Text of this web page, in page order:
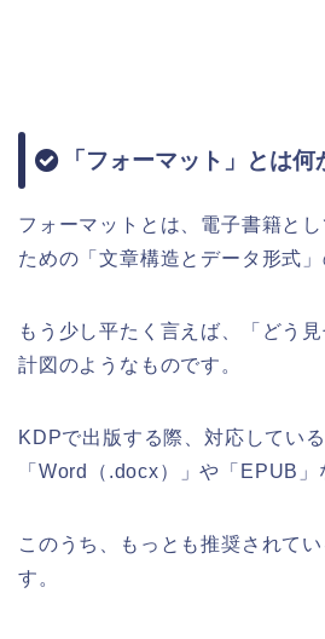
「フォーマット」とは
フォーマットとは、電子書籍と
ための「文章構造とデータ形式」
もう少し平たく言えば、「どう
計図のようなものです。
KDPで出版する際、対応してい
「Word（.docx）」や「EPUB」
このうち、もっとも推奨されて
す。